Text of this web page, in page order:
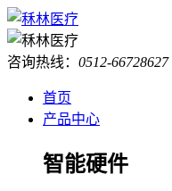
咨询热线： 0512-66728627
首页
产品中心
智能硬件